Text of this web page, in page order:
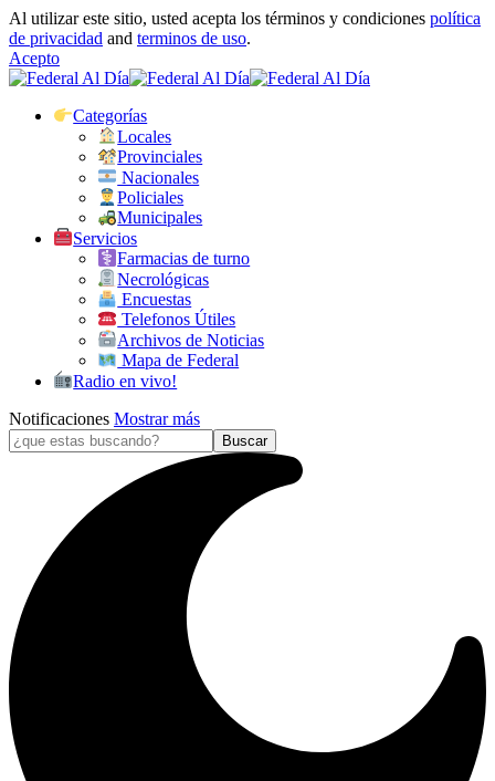
Al utilizar este sitio, usted acepta los términos y condiciones política
de privacidad and terminos de uso.
Acepto
Categorías
Locales
Provinciales
Nacionales
Policiales
Municipales
Servicios
Farmacias de turno
Necrológicas
Encuestas
Telefonos Útiles
Archivos de Noticias
Mapa de Federal
Radio en vivo!
Notificaciones Mostrar más